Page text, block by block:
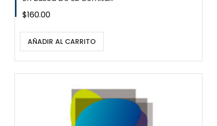
Precio
$160.00
AÑADIR AL CARRITO